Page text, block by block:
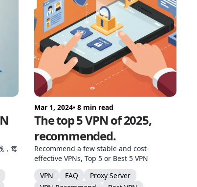
，每
Mar 1, 2024• 8 min read
The top 5 VPN of 2025,
recommended.
Recommend a few stable and cost-
effective VPNs, Top 5 or Best 5 VPN
VPN
FAQ
Proxy Server